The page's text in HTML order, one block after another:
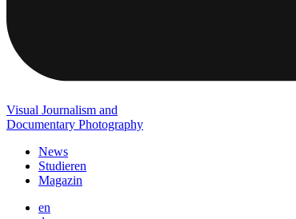
Visual Journalism and
Documentary Photography
News
Studieren
Magazin
en